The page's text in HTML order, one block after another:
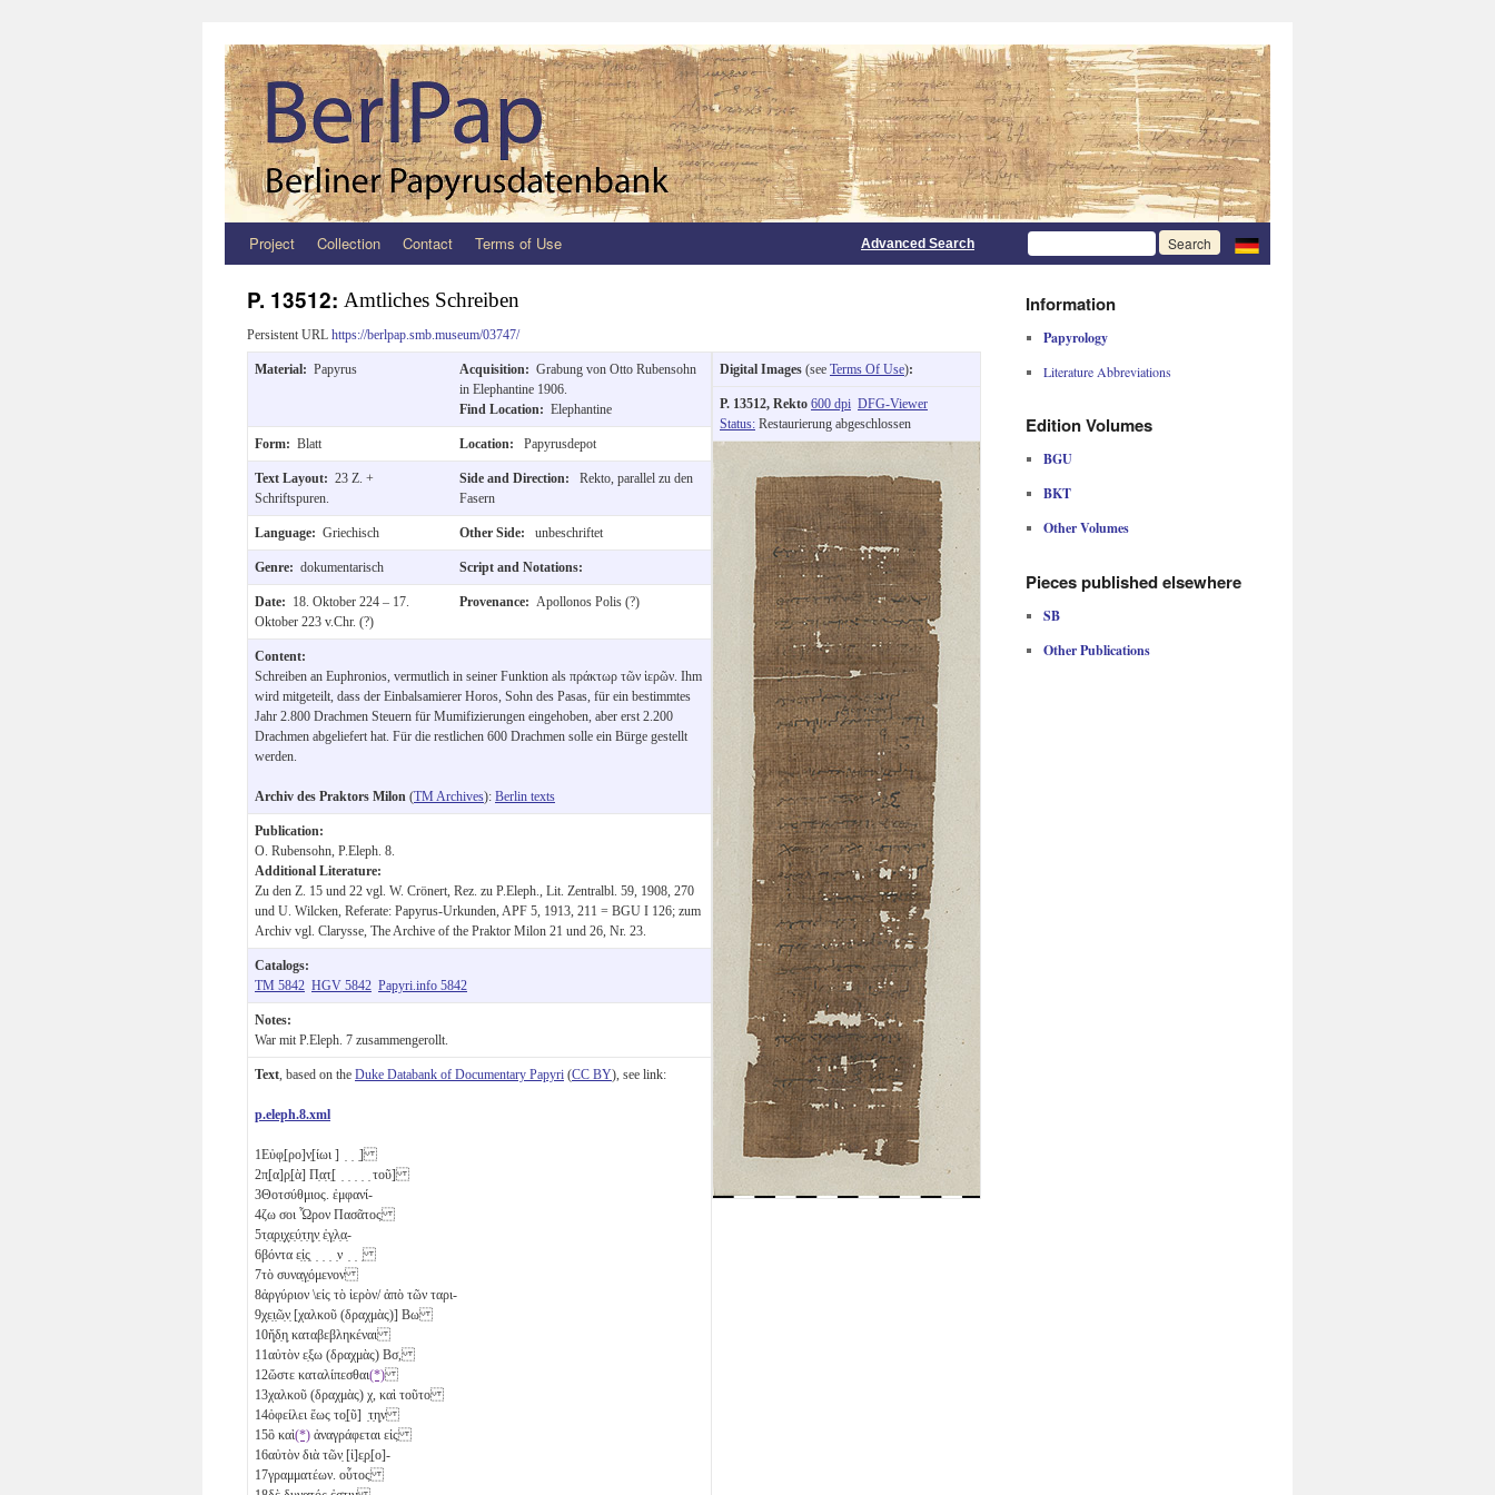
Zum
springen
Project Collection Contact Terms of Use Advanced Search
P. 13512: Amtliches Schreiben
Persistent URL https://berlpap.smb.museum/03747/
Material: Papyrus Acquisition: Grabung von Otto Rubensohn
in Elephantine 1906.
Find Location: Elephantine
Form: Blatt Location: Papyrusdepot
Text Layout: 23 Z. +
Schriftspuren.
Side and Direction:
Rekto, parallel zu den
Fasern
Language: Griechisch Other Side: unbeschriftet
Genre: dokumentarisch Script and Notations:
Date: 18. Oktober 224 – 17.
Oktober 223 v.Chr. (?)
Provenance: Apollonos Polis (?)
Content:
Schreiben an Euphronios, vermutlich in seiner Funktion als πράκτωρ τῶν ἱερῶν. Ihm
wird mitgeteilt, dass der Einbalsamierer Horos, Sohn des Pasas, für ein bestimmtes
Jahr 2.800 Drachmen Steuern für Mumifizierungen eingehoben, aber erst 2.200
Drachmen abgeliefert hat. Für die restlichen 600 Drachmen solle ein Bürge gestellt
werden.
Archiv des Praktors Milon (TM Archives): Berlin texts
Publication:
O. Rubensohn, P.Eleph. 8.
Additional Literature:
Zu den Z. 15 und 22 vgl. W. Crönert, Rez. zu P.Eleph., Lit. Zentralbl. 59, 1908, 270
und U. Wilcken, Referate: Papyrus-Urkunden, APF 5, 1913, 211 = BGU I 126; zum
Archiv vgl. Clarysse, The Archive of the Praktor Milon 21 und 26, Nr. 23.
Catalogs:
TM 5842 HGV 5842 Papyri.info 5842
Notes:
War mit P.Eleph. 7 zusammengerollt.
Text , based on the Duke Databank of Documentary Papyri (CC BY), see link:
p.eleph.8.xml
1Εὐφ̣[ρο]ν̣[ίωι ] ̣ ̣ ̣]
2π̣[α]ρ̣[ὰ] Π̣α̣τ̣[ ̣ ̣ ̣ ̣ ̣ τοῦ]
3Θοτσύθμιος. ἐμφανί-
4ζω σοι Ὧρον Πασᾶτος
5τ̣α̣ρ̣ι̣χ̣ε̣ύ̣τ̣η̣ν̣ ἐ̣γ̣λ̣α̣-
6βόντα ε̣ἰ̣ς̣ ̣ ̣ ̣ ̣ν ̣ ̣ ̣
7τὸ συνα̣γ̣όμενον
8ἀργύριον \εἰς τὸ ἱερὸν/ ἀπὸ τῶν ταρι-
9χ̣ε̣ι̣ῶ̣ν̣ [χαλκοῦ (δραχμὰς)] Βω
10ἤ̣δ̣η̣ καταβεβληκέναι
11αὐτὸν ε̣ξω (δραχμὰς) Βσ,
12ὥστε καταλίπεσθαι(*)
13χαλκοῦ (δραχμὰς) χ , καὶ τοῦτο
14ὀφείλει ἕως το̣[ῦ] ̣τ̣η̣ν
15ὃ καὶ(*) ἀναγράφεται εἰς
16αὐτὸν διὰ τῶν̣ [ἱ]ε̣ρ̣[ο]-
17γραμματέων. οὗτος
Digital Images (see Terms Of Use):
P. 13512, Rekto 600 dpi DFG-Viewer
Status: Restaurierung abgeschlossen
Information
Papyrology
Literature Abbreviations
Edition Volumes
BGU
BKT
Other Volumes
Pieces published elsewhere
SB
Other Publications